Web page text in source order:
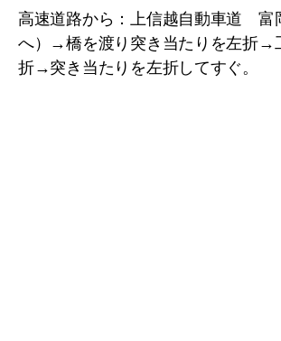
高速道路から：上信越自動車道
へ）→橋を渡り突き当たりを左折→
折→突き当たりを左折してすぐ。